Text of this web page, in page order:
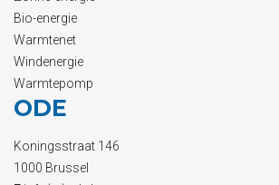
Bio-energie
Warmtenet
Windenergie
Warmtepomp
ODE
Koningsstraat 146
1000 Brussel